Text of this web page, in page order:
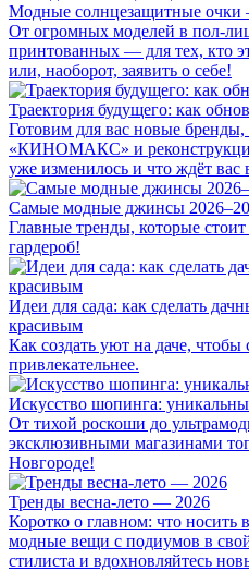
Модные солнцезащитные очки
От огромных моделей в пол-
принтованных — для тех, кто
или, наоборот, заявить о себе!
Траектория будущего: как
Готовим для вас новые бренды,
«КИНОМАКС» и
уже изменилось и что ждёт вас
Самые модные джинсы
Главные тренды, которые
гардероб!
Идеи для сада: как сделать
красивым
Как создать уют на даче,
привлекательнее.
Искусство шопинга:
От тихой роскоши до
эксклюзивными магазинами
Новгороде!
Тренды весна-лето — 2026
Коротко о главном: что носить
модные вещи с подиумов в
стилиста и вдохновляйтесь